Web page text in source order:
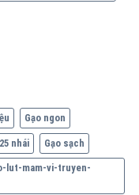
Gạo ngon
nhái Gạo sạch
lut-mam-vi-truyen-